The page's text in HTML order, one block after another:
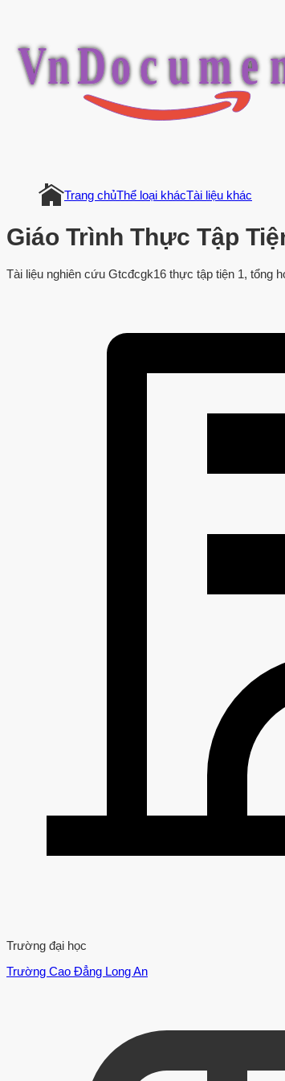
VnDocume
Trang chủThể loại khácTài liệu khác
Giáo Trình Thực Tập
Tài liệu nghiên cứu Gtcđcgk16 thực tập tiện 1, tổng
Trường đại học
Trường Cao Đẳng Long An